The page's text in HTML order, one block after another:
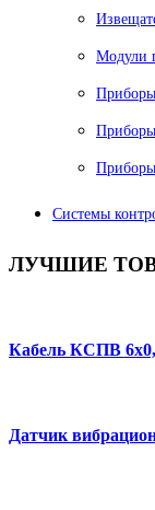
Модули
Системы
ЛУЧШИЕ
Кабель КСПВ
Датчик